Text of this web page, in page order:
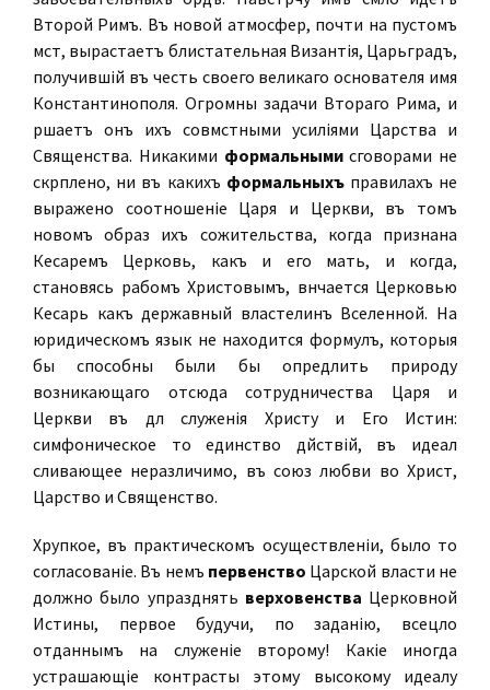
Второй Римъ. Въ новой атмосферѣ, почти на пустомъ
мѣстѣ, вырастаетъ блистательная Византія, Царьградъ,
получившій въ честь своего великаго основателя имя
Константинополя. Огромны задачи Втораго Рима, и
рѣшаетъ онъ ихъ совмѣстными усиліями Царства и
Священства. Никакими формальнымисговорами не
скрѣплено, ни въ какихъ формальныхъправилахъ не
выражено соотношеніе Царя и Церкви, въ томъ
новомъ образѣ ихъ сожительства, когда признана
Кесаремъ Церковь, какъ и его мать, и когда,
становясь рабомъ Христовымъ, вѣнчается Церковью
Кесарь какъ державный властелинъ Вселенной. На
юридическомъ языкѣ не находится формулъ, которыя
бы способны были бы опредѣлить природу
возникающаго отсюда сотрудничества Царя и
Церкви въ дѣлѣ служенія Христу и Его Истинѣ:
симфоническое то единство дѣйствій, въ идеалѣ
сливающее неразличимо, въ союзѣ любви во Христѣ,
Царство и Священство.
Хрупкое, въ практическомъ осуществленіи, было то
согласованіе. Въ немъ первенство Царской власти не
должно было упразднять верховенства Церковной
Истины, первое будучи, по заданію, всецѣло
отданнымъ на служеніе второму! Какіе иногда
устрашающіе контрасты этому высокому идеалу